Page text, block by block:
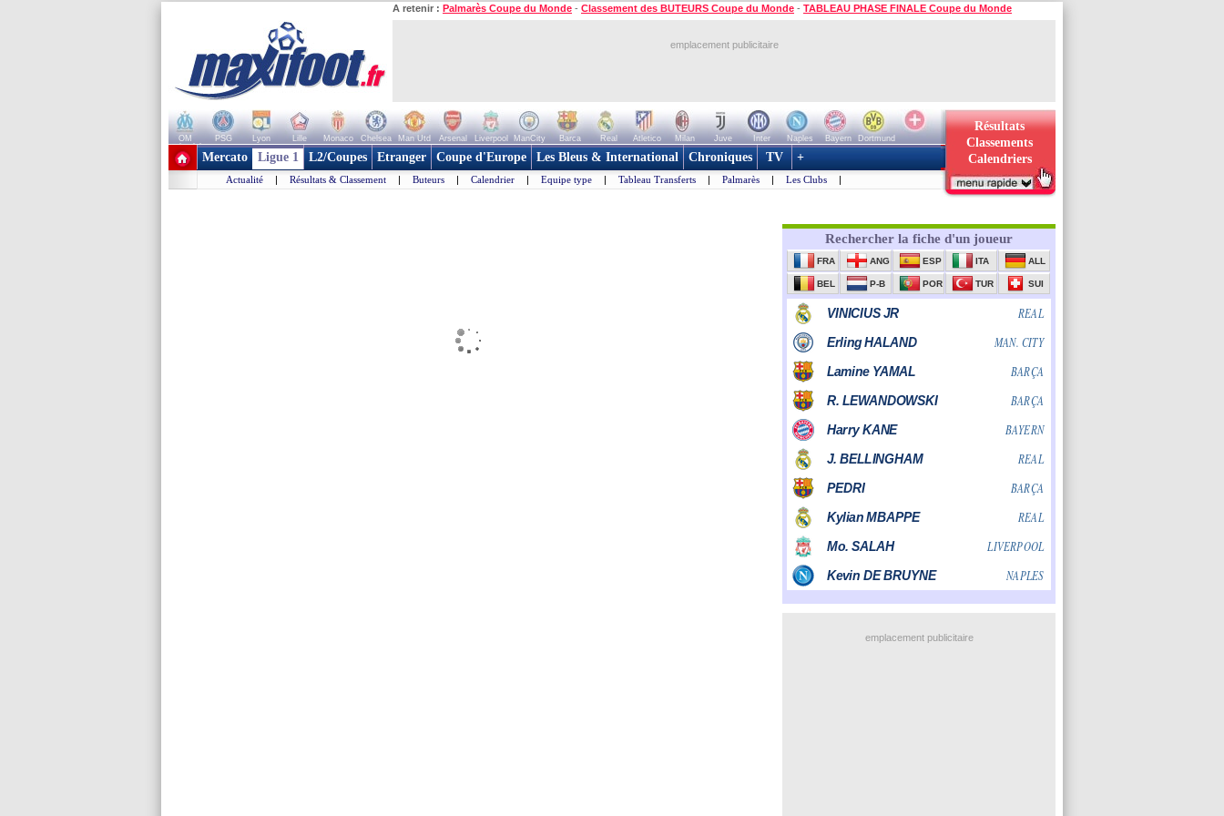
A retenir : Palmarès Coupe du Monde - Classement des BUTEURS Coupe du Monde - TABLEAU PHASE FINALE Coupe du Monde
emplacement publicitaire
OM PSG Lyon Lille Monaco Chelsea Man Utd Arsenal Liverpool ManCity Barca Real Atletico Milan Juve Inter Naples Bayern
Dortmund
+ de clubs
Résultats
Classements
Calendriers
Mercato Ligue 1 L2/Coupes Etranger Coupe d'Europe Les Bleus & International Chroniques TV +
Actualité | Résultats & Classement | Buteurs | Calendrier | Equipe type | Tableau Transferts | Palmarès | Les Clubs |
emplacement publicitaire